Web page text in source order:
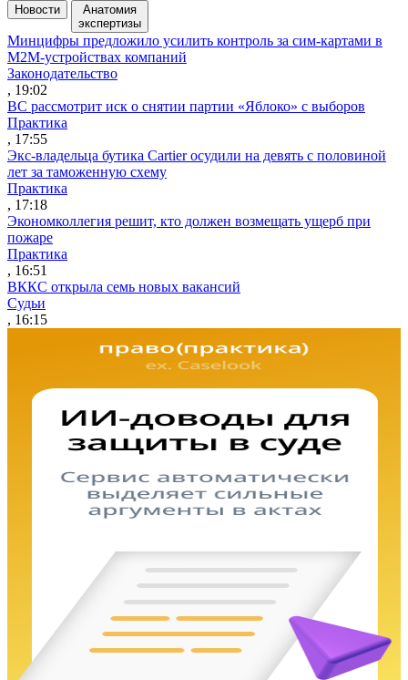
Новости
Анатомия
экспертизы
Минцифры предложило усилить контроль за сим-картами в
M2M-устройствах компаний
Законодательство
, 19:02
ВС рассмотрит иск о снятии партии «Яблоко» с выборов
Практика
, 17:55
Экс-владельца бутика Cartier осудили на девять с половиной
лет за таможенную схему
Практика
, 17:18
Экономколлегия решит, кто должен возмещать ущерб при
пожаре
Практика
, 16:51
ВККС открыла семь новых вакансий
Судьи
, 16:15